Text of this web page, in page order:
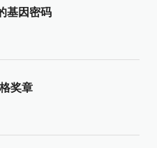
基因密码
奖章